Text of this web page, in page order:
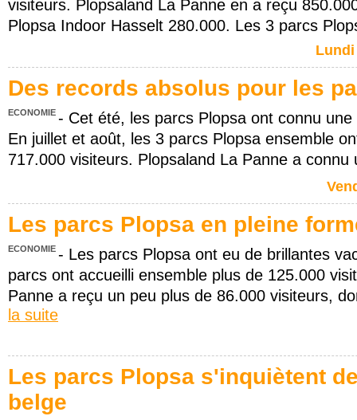
visiteurs. Plopsaland La Panne en a reçu
Plopsa Indoor Hasselt 280.000. Les 3 parcs
Lundi
Des records absolus pour les
ECONOMIE - Cet été, les parcs Plopsa ont connu
En juillet et août, les 3 parcs Plopsa ensemble
717.000 visiteurs. Plopsaland La Panne a
Les parcs Plopsa en pleine
ECONOMIE - Les parcs Plopsa ont eu de brillantes
parcs ont accueilli ensemble plus de 125.000
Panne a reçu un peu plus de 86.000 visiteurs,
la suite
Les parcs Plopsa s'inquiètent
belge